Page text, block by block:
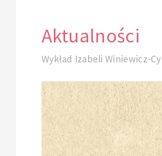
Aktualności
Wykład Izabeli Winiewicz-